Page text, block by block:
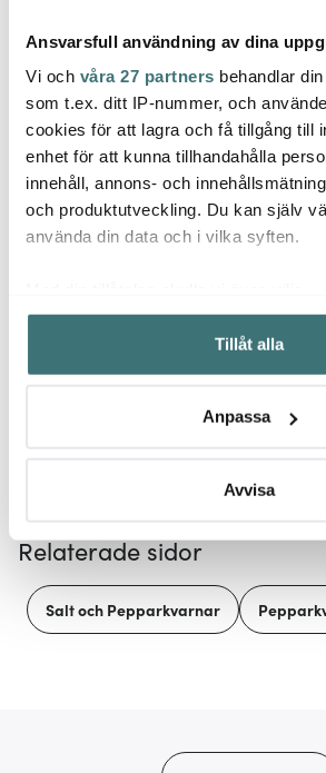
Ansvarsfull användning av dina
Vi och våra 27 partners behandlar
som t.ex. ditt IP-nummer, och
cookies för att lagra och få tillgång till
enhet för att kunna tillhandahålla
innehåll, annons- och
och produktutveckling. Du kan själv
använda din data och i vilka syften.
Samla in information om din
kan ha en noggrannhet på upp till
Identifiera din enhet genom att
Ta reda på mer om hur dina personliga
Du kan ändra eller dra tillbaka ditt
Vi använder cookies för att innehållet
ska anpassas efter det som vi tror att
gör också att vi kan analysera vår
Tillåt alla
Anpassa
Avvisa
Jonas
Jonas Måttsats i 4 delar
Rostfri
129 kr
Dorre
Kiah
med
låsfunktion
79 kr
Låt dig inspireras av
Relaterade sidor
Salt och Pepparkvarnar